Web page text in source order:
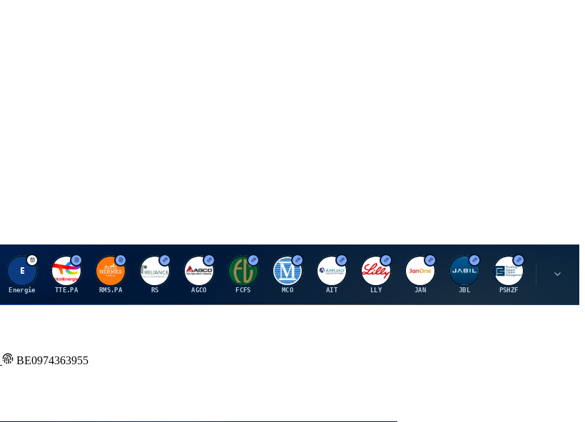
E
Energie
T
TTE.PA
H
RMS.PA
R
RS
A
AGCO
F
FCFS
M
MCO
A
AIT
E
LLY
J
JAN
J
JBL
P
PSHZF
O
BE0974363955